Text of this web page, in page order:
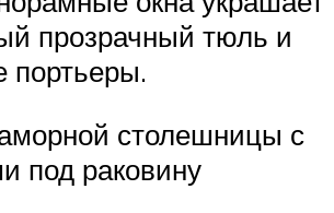
прозрачный тюль и
портьеры.
столешницы с
под раковину